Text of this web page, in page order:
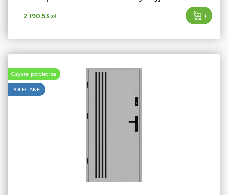
2 190,53 zł +
Czyste powietrze
POLECANE!